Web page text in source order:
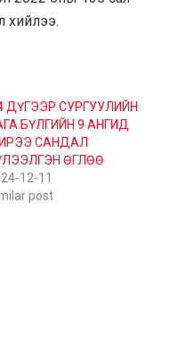
хийлээ.
ДҮГЭЭР СУРГУУЛИЙН
БҮЛГИЙН 9 АНГИД
САНДАЛ
ӨГЛӨӨ
12-11
post